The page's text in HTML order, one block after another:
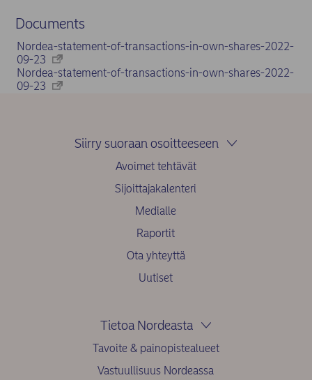
Documents
Nordea-statement-of-transactions-in-own-shares-2022-
09-23
Nordea-statement-of-transactions-in-own-shares-2022-
09-23
Siirry suoraan osoitteeseen
Avoimet tehtävät
Sijoittajakalenteri
Medialle
Raportit
Ota yhteyttä
Uutiset
Tietoa Nordeasta
Tavoite & painopistealueet
Vastuullisuus Nordeassa